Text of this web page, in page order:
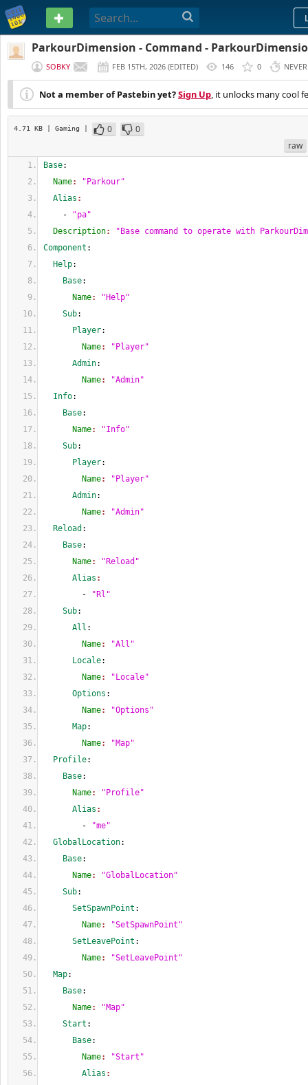
PASTEBIN
ParkourDimension - Command -
SOBKY FEB 15TH, 2026 (EDITED) 146 0 NEVER
Not a member of Pastebin yet?Sign Up, it unlocks many cool
4.71 KB | Gaming | 0
0
raw
Base:
Name:
"Parkour"
Alias :
-
"pa"
Description:
"Base command to operate with
Component :
Help:
Base:
Name:
"Help"
Sub:
Player:
Name:
"Player"
Admin:
Name:
"Admin"
Info:
Base:
Name:
"Info"
Sub:
Player:
Name:
"Player"
Admin:
Name:
"Admin"
Reload :
Base:
Name:
"Reload"
Alias :
-
"Rl"
Sub:
All :
Name:
"All"
Locale:
Name:
"Locale"
Options :
Name:
"Options"
Map:
Name:
"Map"
Profile:
Base:
Name:
"Profile"
Alias :
-
"me"
GlobalLocation:
Base:
Name:
"GlobalLocation"
Sub:
SetSpawnPoint :
Name:
"SetSpawnPoint"
SetLeavePoint :
Name:
"SetLeavePoint"
Map:
Base:
Name:
"Map"
Start :
Base:
Name:
"Start"
Alias :